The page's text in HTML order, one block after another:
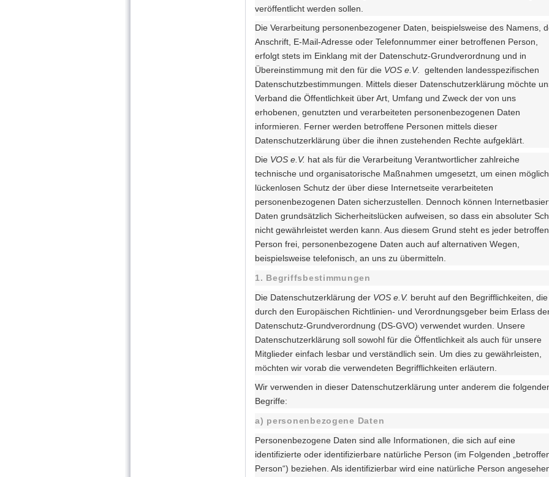
veröffentlicht werden sollen.
Die Verarbeitung personenbezogener Daten, beispielsweise des Namens,
Anschrift, E-Mail-Adresse oder Telefonnummer einer betroffenen Person,
erfolgt stets im Einklang mit der Datenschutz-Grundverordnung und in
Übereinstimmung mit den für die VOS e.V. geltenden landesspezifischen
Datenschutzbestimmungen. Mittels dieser Datenschutzerklärung möchte
Verband die Öffentlichkeit über Art, Umfang und Zweck der von uns
erhobenen, genutzten und verarbeiteten personenbezogenen Daten
informieren. Ferner werden betroffene Personen mittels dieser
Datenschutzerklärung über die ihnen zustehenden Rechte aufgeklärt.
Die VOS e.V. hat als für die Verarbeitung Verantwortlicher zahlreiche
technische und organisatorische Maßnahmen umgesetzt, um einen
lückenlosen Schutz der über diese Internetseite verarbeiteten
personenbezogenen Daten sicherzustellen. Dennoch können
Daten grundsätzlich Sicherheitslücken aufweisen, so dass ein absoluter
nicht gewährleistet werden kann. Aus diesem Grund steht es jeder
Person frei, personenbezogene Daten auch auf alternativen Wegen,
beispielsweise telefonisch, an uns zu übermitteln.
1. Begriffsbestimmungen
Die Datenschutzerklärung der VOS e.V. beruht auf den Begrifflichkeiten, die
durch den Europäischen Richtlinien- und Verordnungsgeber beim Erlass
Datenschutz-Grundverordnung (DS-GVO) verwendet wurden. Unsere
Datenschutzerklärung soll sowohl für die Öffentlichkeit als auch für unsere
Mitglieder einfach lesbar und verständlich sein. Um dies zu gewährleisten,
möchten wir vorab die verwendeten Begrifflichkeiten erläutern.
Wir verwenden in dieser Datenschutzerklärung unter anderem die
Begriffe:
a) personenbezogene Daten
Personenbezogene Daten sind alle Informationen, die sich auf eine
identifizierte oder identifizierbare natürliche Person (im Folgenden
Person“) beziehen. Als identifizierbar wird eine natürliche Person